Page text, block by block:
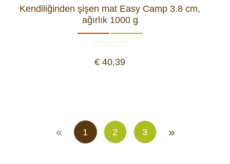
Kendiliğinden şişen mat Easy Camp 3.8 cm,
ağırlık 1000 g
€ 40,39
« 1 2 3 »